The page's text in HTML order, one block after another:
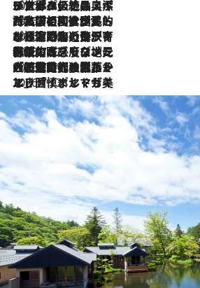
2026.8.8
リスボンの絶品スイーツ「パステル・デ・ナタ」とは？ポルトガル伝統の奥深い世界へ
2026.7.27
「私の祖国はポルトガル語です」国民的詩人フェルナンド・ペソアと、彼が愛した文学の街を歩く
2026.7.26
ポルトガル近海が育む極上の海の幸。キリリと冷えた白ワインと愉しむ、シーフード専門店の贅沢
2026.7.22
伝統の味をモダンに昇華。高感度な地元客が集う、リスボンの最旬ガストロノミー
2026.7.21
大航海時代の栄華から、震災、独裁、そして革命へ。ポルトガル・首都リスボンの石畳に刻まれた「歴史の光と影」
2026.7.13
エッセイ・ヤマザキマリ「慎ましくも美しき国 ポルトガル」